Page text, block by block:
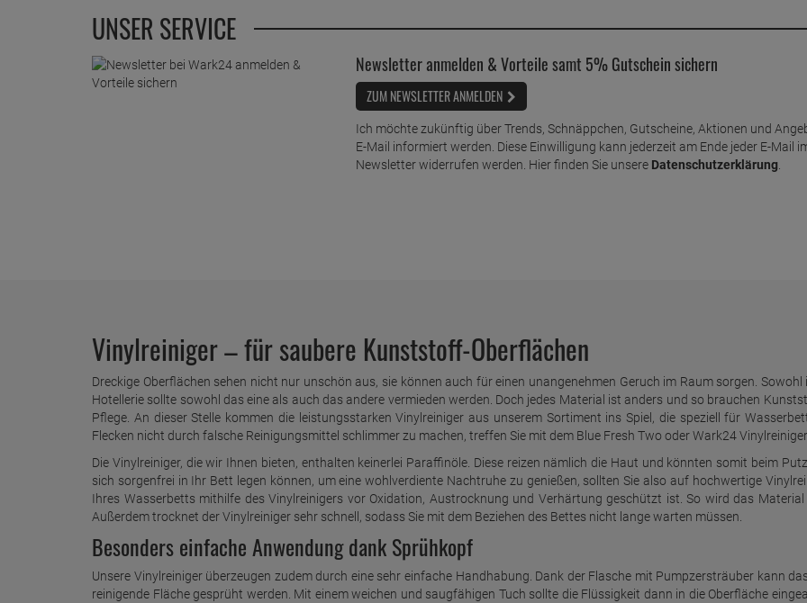
UNSER SERVICE
Newsletter anmelden & Vorteile samt 5% Gutschein sichern
ZUM NEWSLETTER ANMELDEN
Ich möchte zukünftig über Trends, Schnäppchen, Gutscheine, Aktionen und
E-Mail informiert werden. Diese Einwilligung kann jederzeit am Ende jeder E-Mail
Newsletter widerrufen werden. Hier finden Sie unsere Datenschutzerklärung.
Vinylreiniger – für saubere Kunststoff-Oberflächen
Dreckige Oberflächen sehen nicht nur unschön aus, sie können auch für einen unangenehmen Geruch im Raum sorgen.
Hotellerie sollte sowohl das eine als auch das andere vermieden werden. Doch jedes Material ist anders und so brauchen
Pflege. An dieser Stelle kommen die leistungsstarken Vinylreiniger aus unserem Sortiment ins Spiel, die speziell für
Flecken nicht durch falsche Reinigungsmittel schlimmer zu machen, treffen Sie mit dem Blue Fresh Two oder Wark24
Die Vinylreiniger, die wir Ihnen bieten, enthalten keinerlei Paraffinöle. Diese reizen nämlich die Haut und könnten somit beim
sich sorgenfrei in Ihr Bett legen können, um eine wohlverdiente Nachtruhe zu genießen, sollten Sie also auf hochwertige
Ihres Wasserbetts mithilfe des Vinylreinigers vor Oxidation, Austrocknung und Verhärtung geschützt ist. So wird das
Außerdem trocknet der Vinylreiniger sehr schnell, sodass Sie mit dem Beziehen des Bettes nicht lange warten müssen.
Besonders einfache Anwendung dank Sprühkopf
Unsere Vinylreiniger überzeugen zudem durch eine sehr einfache Handhabung. Dank der Flasche mit Pumpzersträuber kann
reinigende Fläche gesprüht werden. Mit einem weichen und saugfähigen Tuch sollte die Flüssigkeit dann in die Oberfläche